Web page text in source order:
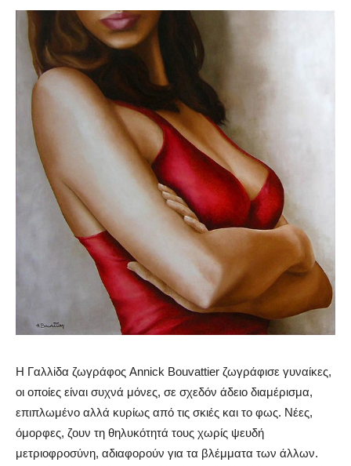
H Γαλλiδα ζωγράφος Annick Bouvattier ζωγράφισε γυναίκες,
οι οποίες είναι συχνά μόνες, σε σχεδόν άδειο διαμέρισμα,
επιπλωμένο αλλά κυρίως από τις σκιές και το φως. Νέες,
όμορφες, ζουν τη θηλυκότητά τους χωρίς ψευδή
μετριοφροσύνη, αδιαφορούν για τα βλέμματα των άλλων.